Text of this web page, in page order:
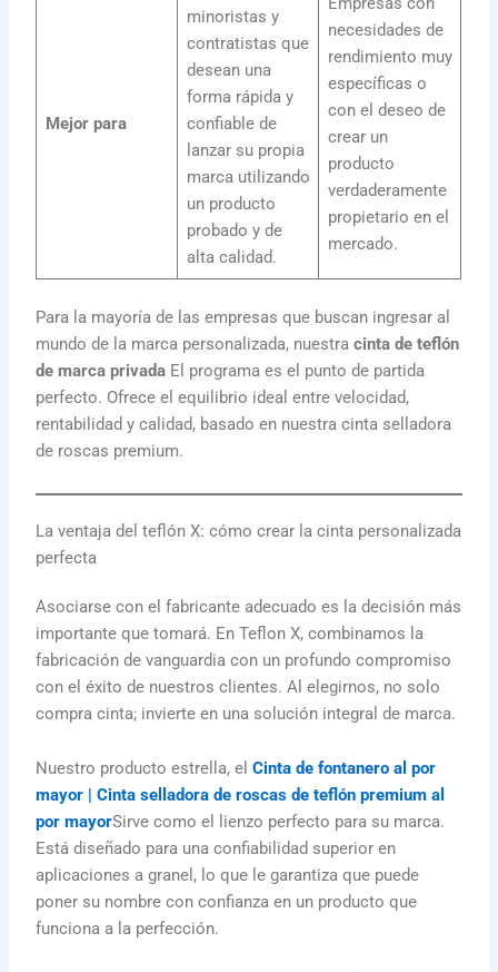
Mejor para
minoristas y
contratistas que
desean una
forma rápida y
confiable de
lanzar su propia
marca utilizando
un producto
probado y de
alta calidad.
necesidades de
rendimiento muy
específicas o
con el deseo de
crear un
producto
verdaderamente
propietario en el
mercado.
Para la mayoría de las empresas que buscan ingresar al
mundo de la marca personalizada, nuestracinta de teflón
de marca privada El programa es el punto de partida
perfecto. Ofrece el equilibrio ideal entre velocidad,
rentabilidad y calidad, basado en nuestra cinta selladora
de roscas premium.
La ventaja del teflón X: cómo crear la cinta personalizada
perfecta
Asociarse con el fabricante adecuado es la decisión más
importante que tomará. En Teflon X, combinamos la
fabricación de vanguardia con un profundo compromiso
con el éxito de nuestros clientes. Al elegirnos, no solo
compra cinta; invierte en una solución integral de marca.
Nuestro producto estrella, elCinta de fontanero al por
mayor | Cinta selladora de roscas de teflón premium al
por mayorSirve como el lienzo perfecto para su marca.
Está diseñado para una confiabilidad superior en
aplicaciones a granel, lo que le garantiza que puede
poner su nombre con confianza en un producto que
funciona a la perfección.